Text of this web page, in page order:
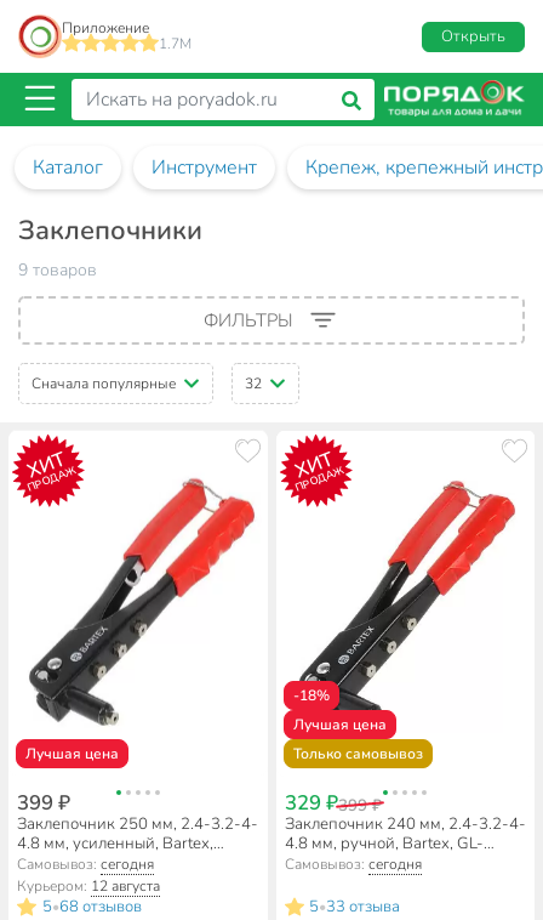
Приложение
1.7M
Открыть
Каталог Инструмент Крепеж, крепежный
Заклепочники
9 товаров
ФИЛЬТРЫ
Сначала популярные 32
ХИТ
ПРОДАЖ
Лучшая цена
399 ₽
Заклепочник 250 мм, 2.4-3.2-4-
4.8 мм, усиленный, Bartex,
HR2100
Самовывоз:сегодня
Курьером: 12 августа
5•68 отзывов
ХИТ
ПРОДАЖ
-18%
Лучшая цена
Только самовывоз
329 ₽399 ₽
Заклепочник 240 мм, 2.4-3.2-4-
4.8 мм, ручной, Bartex, GL-
101/HR2095
Самовывоз: сегодня
5•33 отзыва